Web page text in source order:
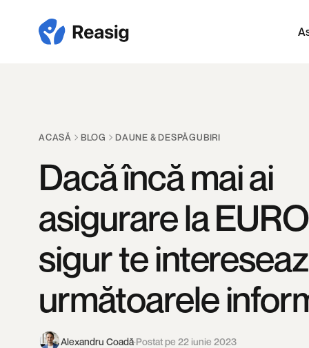
ACASĂ BLOG DAUNE & DESPĂGUBIRI
Dacă încă mai ai
asigurare la
sigur te
următoarele
Alexandru Coadă·Postat pe 22 iunie 2023